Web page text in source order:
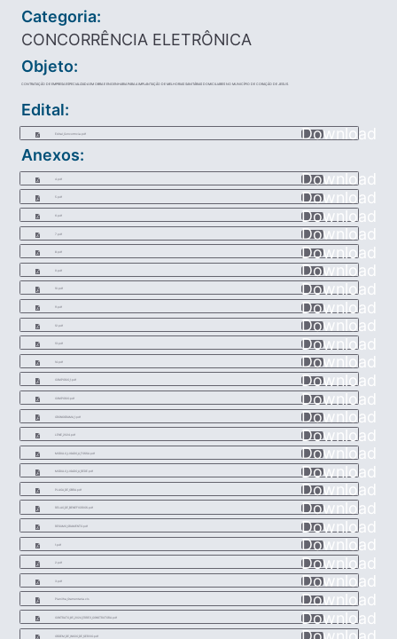
Categoria:
CONCORRÊNCIA ELETRÔNICA
Objeto:
CONTRATAÇÃO DE EMPRESA ESPECIALIZADA EM OBRA E ENGENHARIA PARA A IMPLANTAÇÃO DE MELHORIAS SANITÁRIAS DOMICILIARES NO MUNICÍPIO DE CORAÇÃO DE JESUS.
Edital:
Edital_Concorrncia.pdf
Download
Anexos:
4.pdf Download
5.pdf Download
6.pdf Download
7.pdf Download
8.pdf Download
9.pdf Download
10.pdf Download
11.pdf Download
12.pdf Download
13.pdf Download
14.pdf Download
COMPOSIO_1.pdf Download
COMPOSIO.pdf Download
CRONOGRAMA_1.pdf Download
LENE_2024.pdf Download
MODULO_LIGADO_A_FOSSA.pdf Download
MODULO_LIGADO_A_REDE.pdf Download
PLACA_DE_OBRA.pdf Download
RELAO_DE_BENEFICIRIOS.pdf Download
RESUMO_ORAMENTO.pdf Download
1.pdf Download
2.pdf Download
3.pdf Download
Planilha_Oramentaria.xls Download
CONTRATO_85_2024_ERRE3_CONSTRUTORA.pdf Download
ORDEM_DE_INICIO_DE_SERVIO.pdf